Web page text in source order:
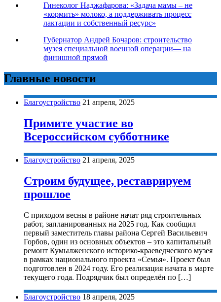
Гинеколог Наджафарова: «Задача мамы – не
«кормить» молоко, а поддерживать процесс
лактации и собственный ресурс»
Губернатор Андрей Бочаров: строительство
музея специальной военной операции— на
финишной прямой
Главные новости
Благоустройство 21 апреля, 2025
Примите участие во
Всероссийском субботнике
Благоустройство 21 апреля, 2025
Строим будущее, реставрируем
прошлое
С приходом весны в районе начат ряд строительных
работ, запланированных на 2025 год. Как сообщил
первый заместитель главы района Сергей Васильевич
Горбов, один из основных объектов – это капитальный
ремонт Кумылженского историко-краеведческого музея
в рамках национального проекта «Семья». Проект был
подготовлен в 2024 году. Его реализация начата в марте
текущего года. Подрядчик был определён по […]
Благоустройство 18 апреля, 2025